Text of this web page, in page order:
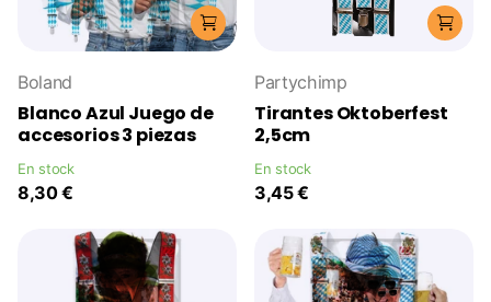
Boland
Blanco Azul Juego de
accesorios 3 piezas
En stock
8,30 €
Partychimp
Tirantes Oktoberfest
2,5cm
En stock
3,45 €